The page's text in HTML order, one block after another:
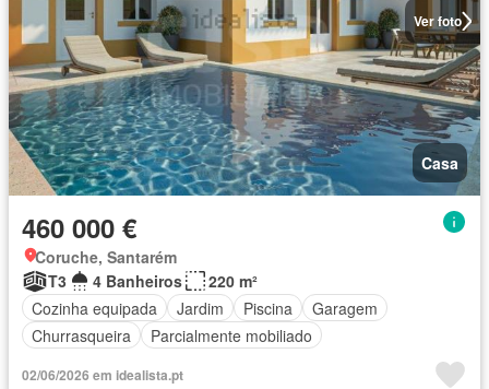
Ver foto
Casa
460 000 €
Coruche, Santarém
T3
4 Banheiros
220 m²
Cozinha equipada
Jardim Piscina
Garagem
Churrasqueira
Parcialmente mobiliado
02/06/2026 em idealista.pt